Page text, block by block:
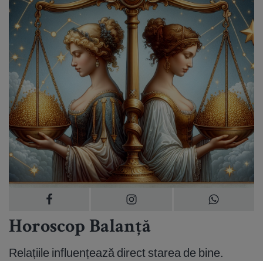
Horoscop Balanță
Relațiile influențează direct starea de bine.